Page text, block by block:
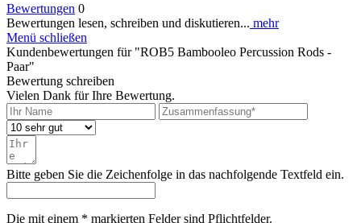
Bewertungen 0
Bewertungen lesen, schreiben und diskutieren... mehr
Menü schließen
Kundenbewertungen für "ROB5 Bambooleo Percussion Rods -
Paar"
Bewertung schreiben
Vielen Dank für Ihre Bewertung.
Bitte geben Sie die Zeichenfolge in das nachfolgende Textfeld ein.
Die mit einem * markierten Felder sind Pflichtfelder.